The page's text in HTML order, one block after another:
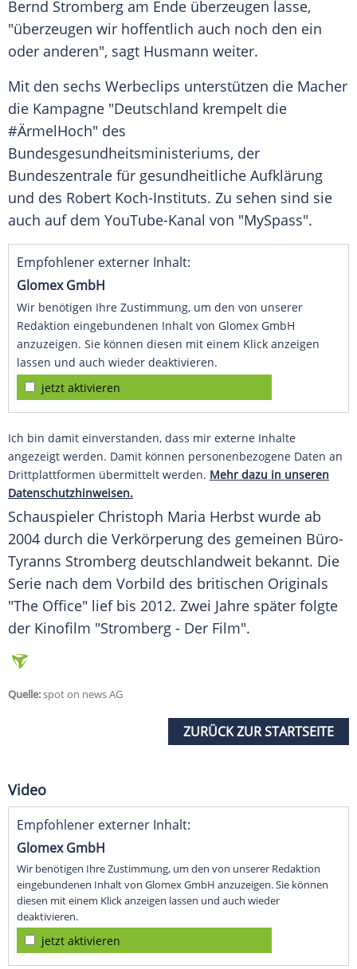
Bernd Stromberg am Ende überzeugen lasse,
"überzeugen wir hoffentlich auch noch den ein
oder anderen", sagt Husmann weiter.
Mit den sechs Werbeclips unterstützen die Macher
die Kampagne "Deutschland krempelt die
#ÄrmelHoch" des
Bundesgesundheitsministeriums, der
Bundeszentrale für gesundheitliche Aufklärung
und des Robert Koch-Instituts. Zu sehen sind sie
auch auf dem YouTube-Kanal von "MySpass".
Empfohlener externer Inhalt:
Glomex GmbH
Wir benötigen Ihre Zustimmung, um den von unserer
Redaktion eingebundenen Inhalt von Glomex GmbH
anzuzeigen. Sie können diesen mit einem Klick anzeigen
lassen und auch wieder deaktivieren.
jetzt aktivieren
Ich bin damit einverstanden, dass mir externe Inhalte
angezeigt werden. Damit können personenbezogene Daten an
Drittplattformen übermittelt werden. Mehr dazu in unseren
Datenschutzhinweisen.
Schauspieler Christoph Maria Herbst wurde ab
2004 durch die Verkörperung des gemeinen Büro-
Tyranns Stromberg deutschlandweit bekannt. Die
Serie nach dem Vorbild des britischen Originals
"The Office" lief bis 2012. Zwei Jahre später folgte
der Kinofilm "Stromberg - Der Film".
Quelle:spot on news AG
ZURÜCK ZUR STARTSEITE
Video
Empfohlener externer Inhalt:
Glomex GmbH
Wir benötigen Ihre Zustimmung, um den von unserer Redaktion
eingebundenen Inhalt von Glomex GmbH anzuzeigen. Sie können
diesen mit einem Klick anzeigen lassen und auch wieder
deaktivieren.
jetzt aktivieren